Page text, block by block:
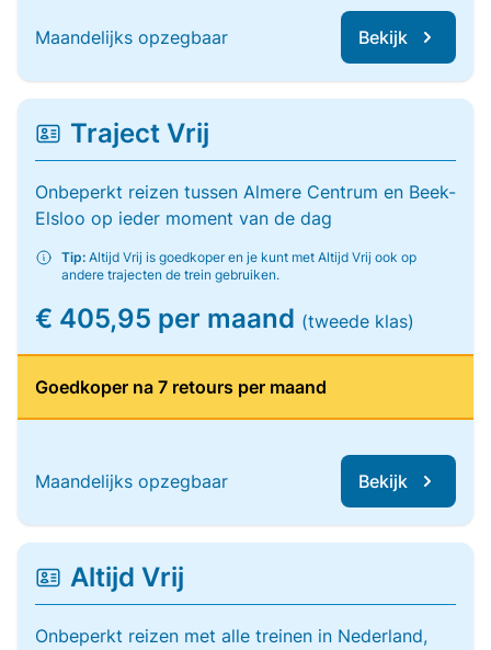
Maandelijks opzegbaar Bekijk
Traject Vrij
Onbeperkt reizen tussen Almere Centrum en Beek-
Elsloo op ieder moment van de dag
Tip: Altijd Vrij is goedkoper en je kunt met Altijd Vrij ook op
andere trajecten de trein gebruiken.
€ 405,95 per maand (tweede klas)
Goedkoper na 7 retours per maand
Maandelijks opzegbaar Bekijk
Altijd Vrij
Onbeperkt reizen met alle treinen in Nederland,